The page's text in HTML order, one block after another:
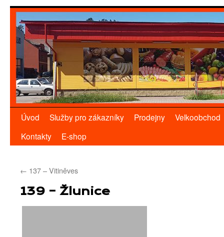
Úvod Služby pro zákazníky Prodejny
Velkoobchod
Kontakty
E-shop
← 137 – Vitiněves
139 – Žlunice